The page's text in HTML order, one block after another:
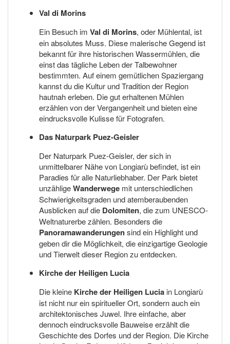
Val di Morins
Ein Besuch im Val di Morins, oder Mühlental, ist
ein absolutes Muss. Diese malerische Gegend ist
bekannt für ihre historischen Wassermühlen, die
einst das tägliche Leben der Talbewohner
bestimmten. Auf einem gemütlichen Spaziergang
kannst du die Kultur und Tradition der Region
hautnah erleben. Die gut erhaltenen Mühlen
erzählen von der Vergangenheit und bieten eine
eindrucksvolle Kulisse für Fotografen.
Das Naturpark Puez-Geisler
Der Naturpark Puez-Geisler, der sich in
unmittelbarer Nähe von Longiarù befindet, ist ein
Paradies für alle Naturliebhaber. Der Park bietet
unzähligeWanderwege mit unterschiedlichen
Schwierigkeitsgraden und atemberaubenden
Ausblicken auf die Dolomiten, die zum UNESCO-
Weltnaturerbe zählen. Besonders die
Panoramawanderungensind ein Highlight und
geben dir die Möglichkeit, die einzigartige Geologie
und Tierwelt dieser Region zu entdecken.
Kirche der Heiligen Lucia
Die kleine Kirche der Heiligen Lucia in Longiarù
ist nicht nur ein spiritueller Ort, sondern auch ein
architektonisches Juwel. Ihre einfache, aber
dennoch eindrucksvolle Bauweise erzählt die
Geschichte des Dorfes und der Region. Die Kirche